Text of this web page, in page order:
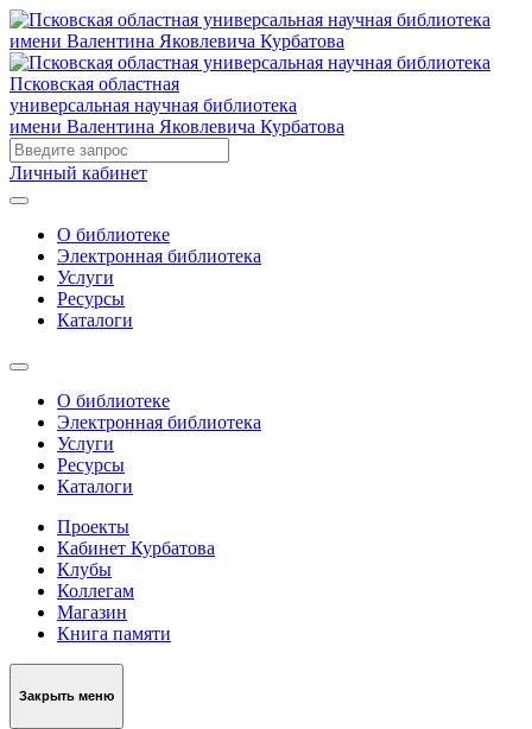
Псковская областная
универсальная научная библиотека
имени Валентина Яковлевича Курбатова
Личный кабинет
О библиотеке
Электронная библиотека
Услуги
Ресурсы
Каталоги
О библиотеке
Электронная библиотека
Услуги
Ресурсы
Каталоги
Проекты
Кабинет Курбатова
Клубы
Коллегам
Магазин
Книга памяти
Закрыть меню